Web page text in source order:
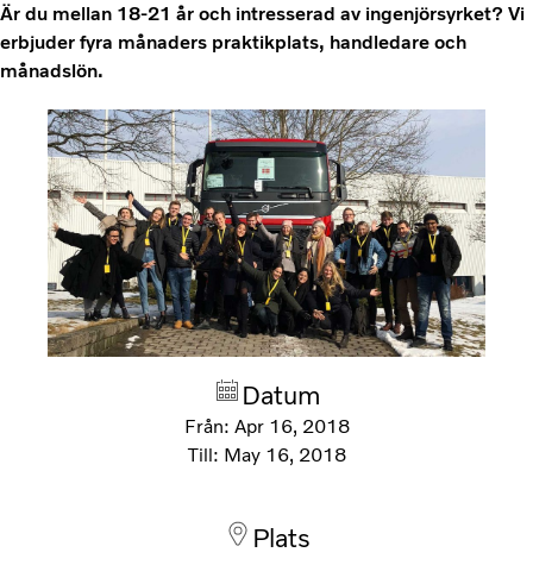
Är du mellan 18-21 år och intresserad av ingenjörsyrket? Vi
erbjuder fyra månaders praktikplats, handledare och
månadslön.
Datum
Från: Apr 16, 2018
Till: May 16, 2018
Plats